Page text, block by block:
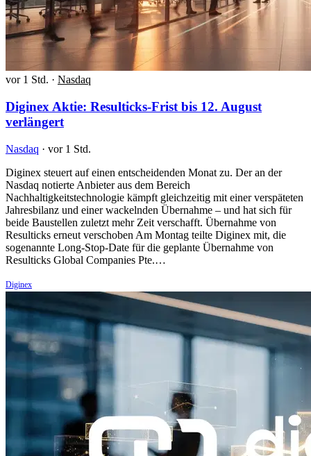
vor 1 Std. · Nasdaq
Diginex Aktie: Resulticks-Frist bis 12. August
verlängert
Nasdaq · vor 1 Std.
Diginex steuert auf einen entscheidenden Monat zu. Der an der
Nasdaq notierte Anbieter aus dem Bereich
Nachhaltigkeitstechnologie kämpft gleichzeitig mit einer verspäteten
Jahresbilanz und einer wackelnden Übernahme – und hat sich für
beide Baustellen zuletzt mehr Zeit verschafft. Übernahme von
Resulticks erneut verschoben Am Montag teilte Diginex mit, die
sogenannte Long-Stop-Date für die geplante Übernahme von
Resulticks Global Companies Pte.…
Diginex